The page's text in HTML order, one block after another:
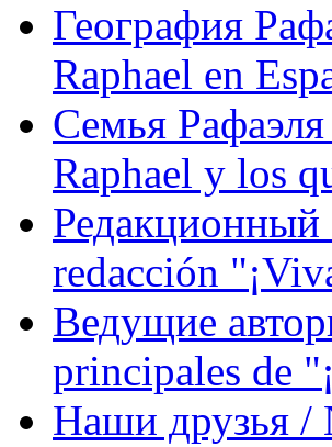
География
Raphael en
Семья
Raphael y los
Редакционный
redacción
Ведущие
principales de
Наши друзья /